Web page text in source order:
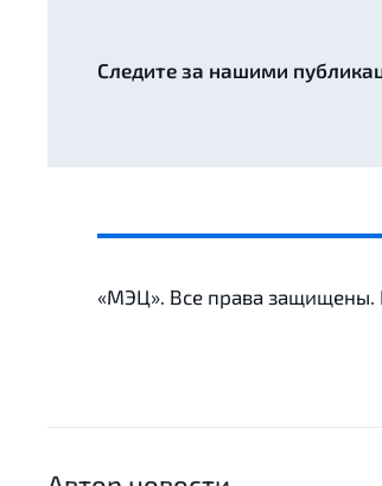
Следите за нашими
«МЭЦ». Все права защищены.